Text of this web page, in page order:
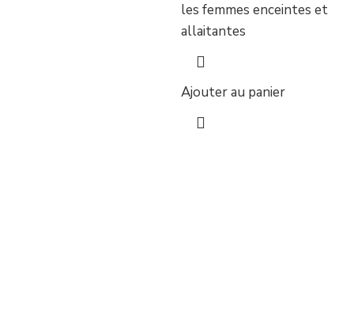
les femmes enceintes et
allaitantes
Ajouter au panier